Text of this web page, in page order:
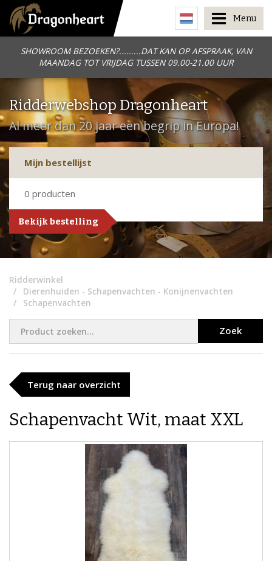
SHOWROOM BEZOEKEN?.........DAT KAN OP AFSPRAAK, VAN
MAANDAG TOT VRIJDAG TUSSEN 09.00-21.00 UUR
Menu
Ridderwebshop Dragonheart
Al meer dan 20 jaar een begrip in Europa!
Mijn bestellijst
0 producten
Bekijk bestelling
Ridderwinkel
Dierenhuiden - Schapenvachten - Konijnenvachten​
Schapenvachten
Zoek
Terug naar overzicht
Schapenvacht Wit, maat XXL